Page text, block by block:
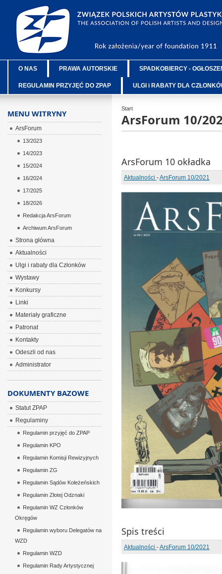
O NAS PRAWA AUTORSKIE SPADKOBIERCY -
REGULAMIN PRZYJĘĆ DO ZPAP ULGI i RABATY DLA
Start
ArsForum 10/
ArsForum 10 okładka
Aktualności -ArsForum 10/2021
Spis treści
Aktualności -ArsForum 10/2021
MENU WITRYNY
ArsForum
13/2023
14/2023
15/2024
16/2024
17/2025
18/2026
Redakcja ArsForum
Archiwum ArsForum
Strona główna
Aktualności
Ulgi i rabaty dla Członków
Wystawy
Konkursy
Linki
Materiały graficzne
Patronat
Kontakty
Odeszli od nas
Administrator
DOKUMENTY BAZOWE
Statut ZPAP
Regulaminy
Regulamin przyjęć do ZPAP
Regulamin KPO
Regulamin Komisji Rewizyjnych
Regulamin ZG
Regulamin Sądów Koleżeńskich
Regulamin Złotej Odznaki
Regulamin WZ Członków
Okręgów
Regulamin wyboru Delegatów na
WZD
Regulamin WZD
Regulamin Rady Artystycznej